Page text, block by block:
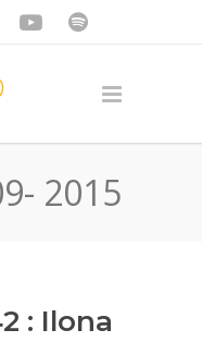
2015
: Ilona